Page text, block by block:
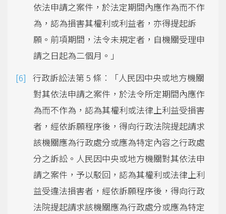
依法申請之案件，於法定期間內應作為而不作
為，認為損害其權利或利益者，亦得提起訴
願。前項期間，法令未規定者，自機關受理申
請之日起為二個月。」
行政訴訟法第 5 條︰「人民因中央或地方機關
對其依法申請之案件，於法令所定期間內應作
為而不作為，認為其權利或法律上利益受損害
者，經依訴願程序後，得向行政法院提起請求
該機關應為行政處分或應為特定內容之行政處
分之訴訟。人民因中央或地方機關對其依法申
請之案件，予以駁回，認為其權利或法律上利
益受違法損害者，經依訴願程序後，得向行政
法院提起請求該機關應為行政處分或應為特定